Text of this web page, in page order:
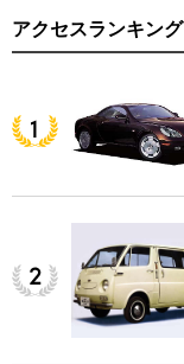
アクセスランキング